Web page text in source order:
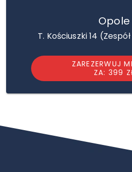
Opole
T. Kościuszki 14
ZAREZERWUJ
ZA: 399